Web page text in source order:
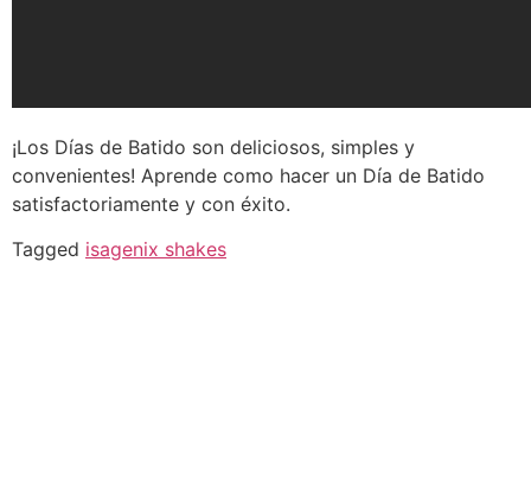
¡Los Días de Batido son deliciosos, simples y
convenientes! Aprende como hacer un Día de Batido
satisfactoriamente y con éxito.
Tagged isagenix shakes